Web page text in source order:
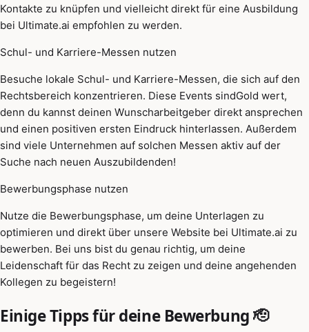
Kontakte zu knüpfen und vielleicht direkt für eine Ausbildung
bei Ultimate.ai empfohlen zu werden.
Schul- und Karriere-Messen nutzen
Besuche lokale Schul- und Karriere-Messen, die sich auf den
Rechtsbereich konzentrieren. Diese Events sindGold wert,
denn du kannst deinen Wunscharbeitgeber direkt ansprechen
und einen positiven ersten Eindruck hinterlassen. Außerdem
sind viele Unternehmen auf solchen Messen aktiv auf der
Suche nach neuen Auszubildenden!
Bewerbungsphase nutzen
Nutze die Bewerbungsphase, um deine Unterlagen zu
optimieren und direkt über unsere Website bei Ultimate.ai zu
bewerben. Bei uns bist du genau richtig, um deine
Leidenschaft für das Recht zu zeigen und deine angehenden
Kollegen zu begeistern!
Einige Tipps für deine Bewerbung 🫡